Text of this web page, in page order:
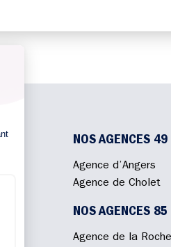
NOS AGENCES 49
Agence d’Angers
Agence de Cholet
NOS AGENCES 85
Agence de la